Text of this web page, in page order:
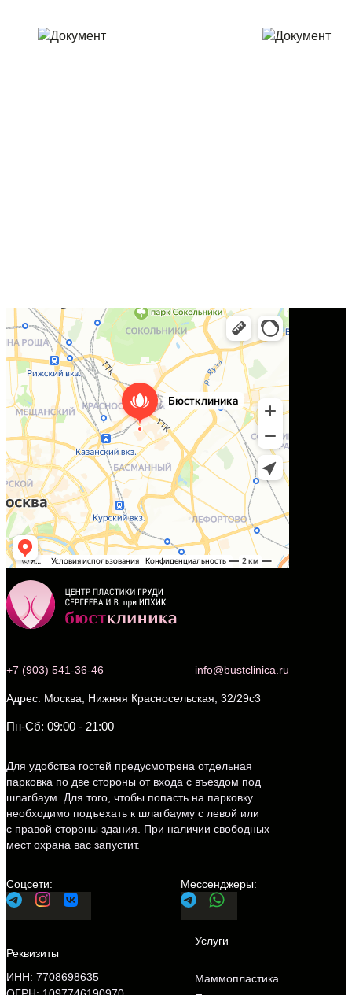
+7 (903) 541-36-46 info@bustclinica.ru
Москва, Нижняя Красносельская, 32/29с3
Пн-Сб: 09:00 - 21:00
Для удобства гостей предусмотрена отдельная
парковка по две стороны от входа с въездом под
шлагбаум. Для того, чтобы попасть на парковку
необходимо подъехать к шлагбауму с левой или
с правой стороны здания. При наличии свободных
мест охрана вас запустит.
ИНН: 7708698635
Маммопластика